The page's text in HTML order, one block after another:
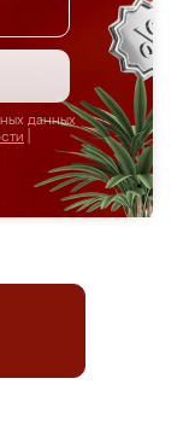
данных